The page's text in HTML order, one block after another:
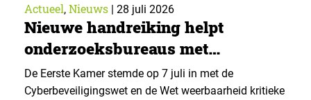
Actueel, Nieuws | 28 juli 2026
Nieuwe handreiking helpt
onderzoeksbureaus met
Cyberbeveiligingswet
De Eerste Kamer stemde op 7 juli in met de
Cyberbeveiligingswet en de Wet weerbaarheid kritieke